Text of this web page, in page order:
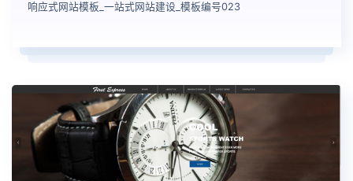
响应式网站模板_一站式网站建设_模板编号023